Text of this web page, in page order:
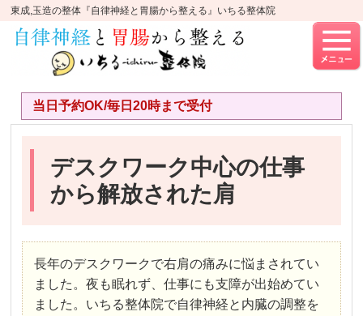
東成,玉造の整体『自律神経と胃腸から整える』いちる整体院
当日予約OK/毎日20時まで受付
デスクワーク中心の仕事
から解放された肩
長年のデスクワークで右肩の痛みに悩まされてい
ました。夜も眠れず、仕事にも支障が出始めてい
ました。いちる整体院で自律神経と内臓の調整を